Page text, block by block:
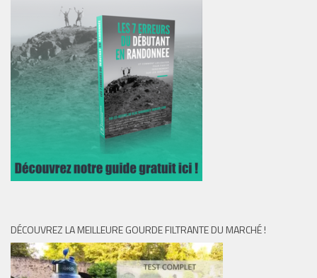
DÉCOUVREZ LA MEILLEURE GOURDE FILTRANTE DU MARCHÉ !